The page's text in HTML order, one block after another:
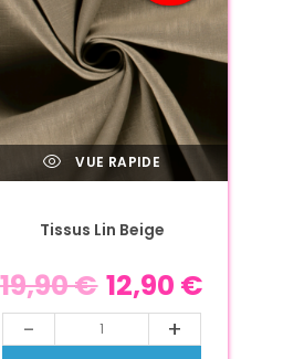
VUE RAPIDE
Tissus Lin Beige
19,90€ 12,90 €
- +